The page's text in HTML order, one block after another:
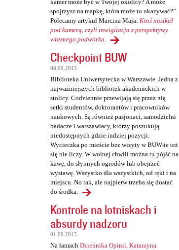
kamer może być w Twojej okolicy? A może
spojrzysz na mapkę, która może to ukazywać?”.
Polecamy artykuł Marcina Maja: Ktoś nasikał
pod kamerą, czyli inwigilacja z perspektywy
własnego podwórka.
Checkpoint BUW
08.09.2015
Biblioteka Uniwersytecka w Warszawie. Jedna z
najważniejszych bibliotek akademickich w
stolicy. Codziennie przewijają się przez nią
setki studentów, doktorantów i pracowników
naukowych. Są również pasjonaci, samodzielni
badacze i warszawiacy, którzy poszukują
niedostępnych gdzie indziej pozycji.
Wycieczka po mieście bez wizyty w BUW-ie też
się nie liczy. W wolnej chwili można tu pójść na
kawę, do słynnych ogrodów lub obejrzeć
wystawę. Wszystko dla wszystkich, od ręki i na
miejscu. No tak, ale najpierw trzeba się dostać
do środka.
Kontrole na lotniskach i
absurdy nadzoru
01.09.2015
Na łamach Dziennika Opinii, Katarzyna